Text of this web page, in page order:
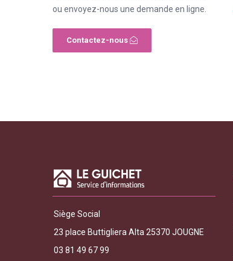
ou envoyez-nous une demande en ligne.
Contactez-nous
Siège Social
23 place Buttigliera Alta 25370 JOUGNE
03 81 49 67 99